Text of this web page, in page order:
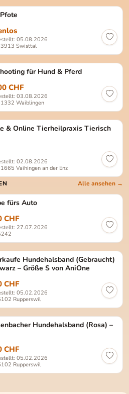
05.08.2026
Swisttal
für Hund & Pferd
CHF
03.08.2026
Waiblingen
& Online Tierheilpraxis Tierisch
02.08.2026
Vaihingen an der Enz
Alle ansehen →
fürs Auto
CHF
27.07.2026
Hundehalsband (Gebraucht)
– Größe S von AniOne
CHF
05.02.2026
Rupperswil
Hundehalsband (Rosa) –
CHF
05.02.2026
Rupperswil